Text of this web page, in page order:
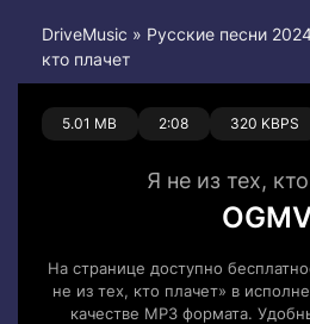
DriveMusic » Русские песни
кто плачет
5.01 MB 2:08 320 KBPS
0
Я не из тех,
На странице доступно
не из тех, кто плачет» в
качестве MP3 формата.